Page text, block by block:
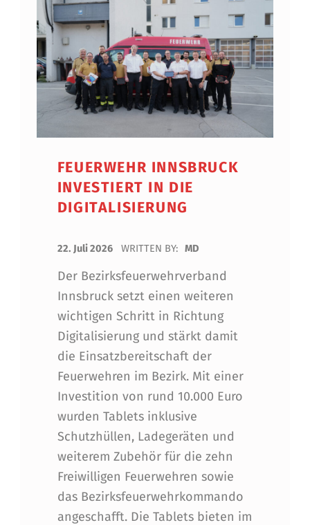
FEUERWEHR INNSBRUCK
INVESTIERT IN DIE
DIGITALISIERUNG
22. Juli 2026 WRITTEN BY: MD
Der Bezirksfeuerwehrverband
Innsbruck setzt einen weiteren
wichtigen Schritt in Richtung
Digitalisierung und stärkt damit
die Einsatzbereitschaft der
Feuerwehren im Bezirk. Mit einer
Investition von rund 10.000 Euro
wurden Tablets inklusive
Schutzhüllen, Ladegeräten und
weiterem Zubehör für die zehn
Freiwilligen Feuerwehren sowie
das Bezirksfeuerwehrkommando
angeschafft. Die Tablets bieten im